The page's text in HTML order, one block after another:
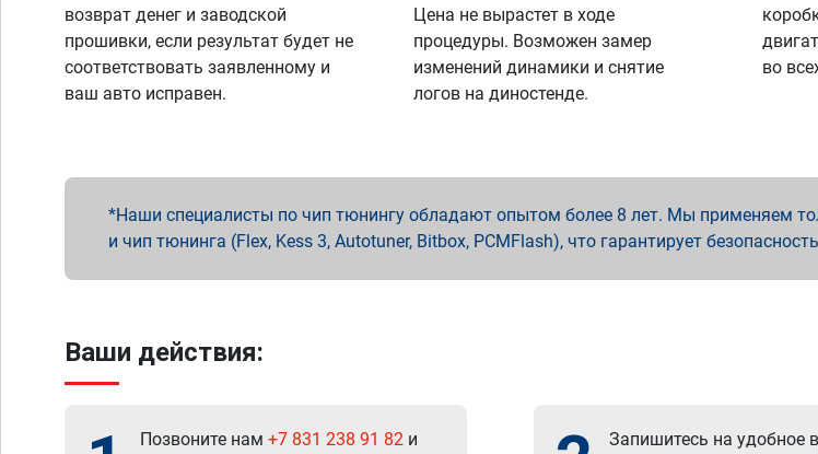
возврат денег и заводской
прошивки, если результат будет не
соответствовать заявленному и
ваш авто исправен.
Цена не вырастет в ходе
процедуры. Возможен замер
изменений динамики и снятие
логов на диностенде.
во
Наши специалисты по чип тюнингу обладают опытом более 8 лет. Мы применяем
и чип тюнинга (Flex, Kess 3, Autotuner, Bitbox, PCMFlash), что гарантирует
Ваши действия:
Позвоните нам +7 831 238 91 82 и Запишитесь на удобное